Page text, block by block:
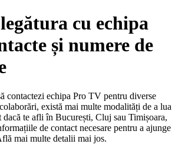
cu echipa
și numere de
contactezi echipa Pro TV pentru diverse
există mai multe modalități de a lua
te afli în București, Cluj sau Timișoara,
de contact necesare pentru a ajunge
mai multe detalii mai jos.